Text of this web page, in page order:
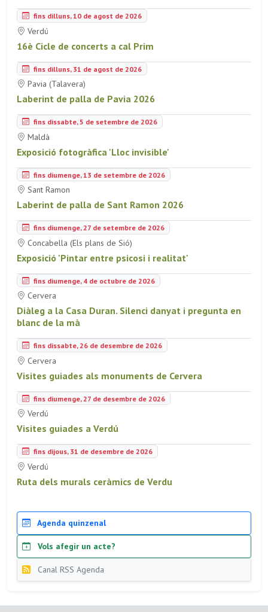
fins dilluns, 10 de agost de 2026
Verdú
16è Cicle de concerts a cal Prim
fins dilluns, 31 de agost de 2026
Pavia (Talavera)
Laberint de palla de Pavia 2026
fins dissabte, 5 de setembre de 2026
Maldà
Exposició fotogràfica 'Lloc invisible'
fins diumenge, 13 de setembre de 2026
Sant Ramon
Laberint de palla de Sant Ramon 2026
fins diumenge, 27 de setembre de 2026
Concabella (Els plans de Sió)
Exposició 'Pintar entre psicosi i realitat'
fins diumenge, 4 de octubre de 2026
Cervera
Diàleg a la Casa Duran. Silenci danyat i pregunta en
blanc de la mà
fins dissabte, 26 de desembre de 2026
Cervera
Visites guiades als monuments de Cervera
fins diumenge, 27 de desembre de 2026
Verdú
Visites guiades a Verdú
fins dijous, 31 de desembre de 2026
Verdú
Ruta dels murals ceràmics de Verdu
Agenda quinzenal
Vols afegir un acte?
Canal RSS Agenda